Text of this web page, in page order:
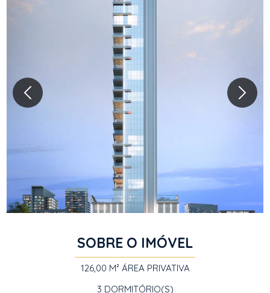
SOBRE O IMÓVEL
126,00 M² ÁREA PRIVATIVA
3 DORMITÓRIO(S)